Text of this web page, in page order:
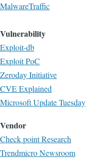
MalwareTraffic
Vulnerability
Exploit-db
Exploit PoC
Zeroday Initiative
CVE Explained
Microsoft Update Tuesday
Vendor
Check point Research
Trendmicro Newsroom